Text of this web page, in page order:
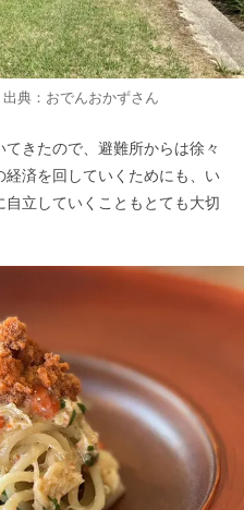
典： おでんおかずさん
きたので、避難所からは徐々
済を回していくためにも、い
立していくこともとても大切